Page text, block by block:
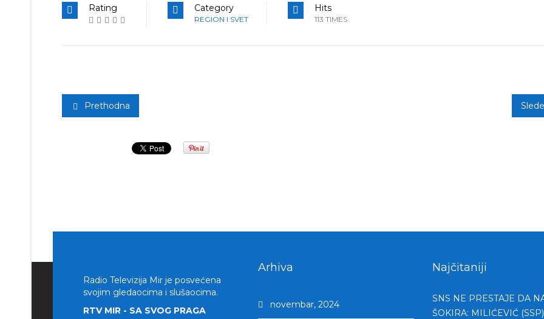
Rating Category
REGION I SVET
Hits
113 TIMES
Prethodna
Radio Televizija Mir je posvećena
svojim gledaocima i slušaocima.
RTV MIR - SA SVOG PRAGA
Arhiva
novembar, 2024
Najčitaniji
SNS NE PRESTAJE DA
ŠOKIRA: MILIĆEVIĆ